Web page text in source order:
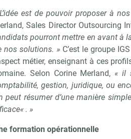
est de pouvoir proposer à
Sales Director Outsourcing
pourront mettre en avant à
nos solutions. » C’est le groupe
métier, enseignant à ces
Selon Corine Merland, « il
gestion, juridique, ou
peut résumer d’une manière
. »
formation opérationnelle